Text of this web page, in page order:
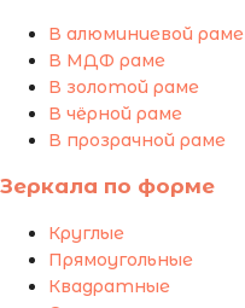
В алюминиевой раме
В МДФ раме
В золотой раме
В чёрной раме
В прозрачной раме
Зеркала по форме
Круглые
Прямоугольные
Квадратные